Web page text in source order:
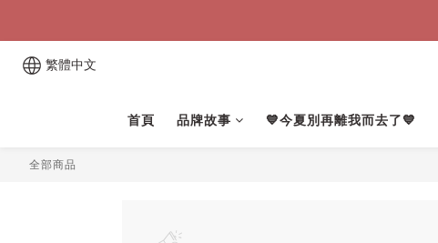
繁體中文
首頁 品牌故事 💙今夏別再離我而去了💙
全部商品